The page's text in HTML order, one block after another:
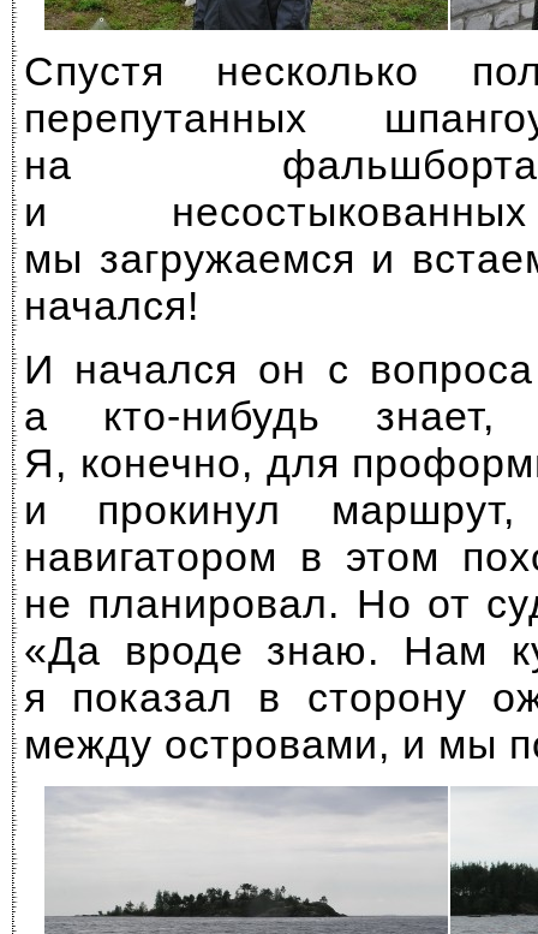
Спустя несколько
перепутанных
на
и
мы загружаемся и
начался!
И начался он с
а кто-нибудь знает,
Я, конечно, для
и прокинул
навигатором в этом
не планировал. Но от
«Да вроде знаю. Нам
я показал в сторону
между островами, и мы